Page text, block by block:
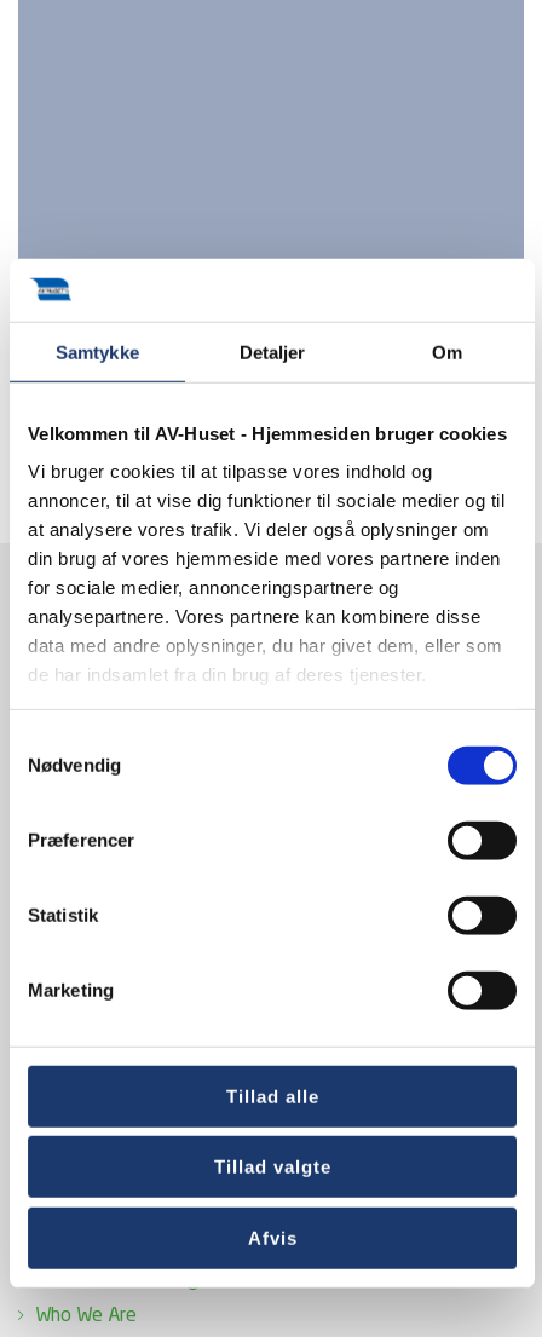
Samtykke Detaljer Om
Velkommen til AV-Huset - Hjemmesiden bruger cookies
Vi bruger cookies til at tilpasse vores indhold og
annoncer, til at vise dig funktioner til sociale medier og til
at analysere vores trafik. Vi deler også oplysninger om
din brug af vores hjemmeside med vores partnere inden
for sociale medier, annonceringspartnere og
analysepartnere. Vores partnere kan kombinere disse
data med andre oplysninger, du har givet dem, eller som
de har indsamlet fra din brug af deres tjenester.
Nødvendig
Præferencer
Statistik
Marketing
Tillad alle
Tillad valgte
Afvis
Gitte Niemann
Contact us
4700 Naestved
Hurtige links
Quick links
Conference and Meeting Rooms
Who We Are